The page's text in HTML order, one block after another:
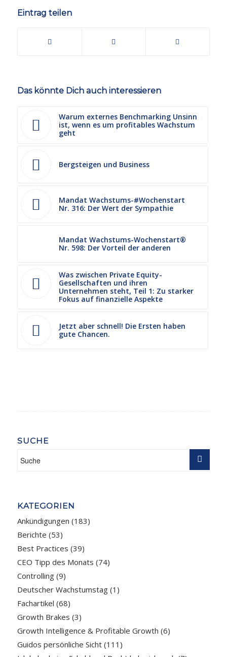
Eintrag teilen
Das könnte Dich auch interessieren
Warum externes Benchmarking Unsinn
ist, wenn es um profitables Wachstum
geht
Bergsteigen und Business
Mandat Wachstums-#Wochenstart
Nr. 316: Der Wert der Sympathie
Mandat Wachstums-Wochenstart®
Nr. 598: Der Vorteil der anderen
Was zwischen Private Equity-
Gesellschaften und ihren
Unternehmen steht, Teil 1: Zu starker
Fokus auf finanzielle Aspekte
Jetzt aber schnell! Die Ersten haben
gute Chancen.
SUCHE
KATEGORIEN
Ankündigungen (183)
Berichte (53)
Best Practices (39)
CEO Tipp des Monats (74)
Controlling(9)
Deutscher Wachstumstag(1)
Fachartikel (68)
Growth Brakes (3)
Growth Intelligence & Profitable Growth (6)
Guidos persönliche Sicht(111)